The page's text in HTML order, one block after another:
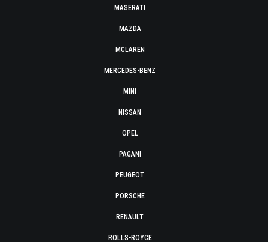
MASERATI
MAZDA
MCLAREN
MERCEDES-BENZ
MINI
NISSAN
OPEL
PAGANI
PEUGEOT
PORSCHE
RENAULT
ROLLS-ROYCE